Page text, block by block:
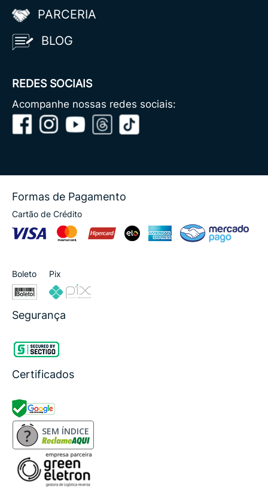
PARCERIA
BLOG
REDES SOCIAIS
Acompanhe nossas redes sociais:
Formas de Pagamento
Cartão de Crédito
Boleto Pix
Segurança
Certificados
SEM ÍNDICE